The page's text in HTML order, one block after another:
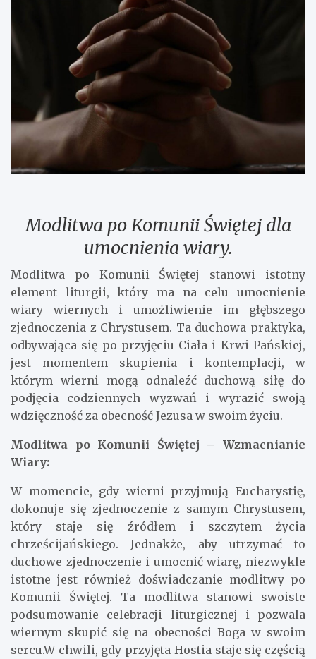
Modlitwa po Komunii Świętej dla
umocnienia wiary.
Modlitwa po Komunii Świętej stanowi istotny
element liturgii, który ma na celu umocnienie
wiary wiernych i umożliwienie im głębszego
zjednoczenia z Chrystusem. Ta duchowa praktyka,
odbywająca się po przyjęciu Ciała i Krwi Pańskiej,
jest momentem skupienia i kontemplacji, w
którym wierni mogą odnaleźć duchową siłę do
podjęcia codziennych wyzwań i wyrazić swoją
wdzięczność za obecność Jezusa w swoim życiu.
Modlitwa po Komunii Świętej – Wzmacnianie
Wiary:
W momencie, gdy wierni przyjmują Eucharystię,
dokonuje się zjednoczenie z samym Chrystusem,
który staje się źródłem i szczytem życia
chrześcijańskiego. Jednakże, aby utrzymać to
duchowe zjednoczenie i umocnić wiarę, niezwykle
istotne jest również doświadczanie modlitwy po
Komunii Świętej. Ta modlitwa stanowi swoiste
podsumowanie celebracji liturgicznej i pozwala
wiernym skupić się na obecności Boga w swoim
sercu.W chwili, gdy przyjęta Hostia staje się częścią